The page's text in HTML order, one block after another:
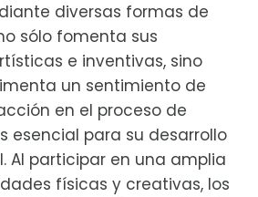
diversas formas de
sólo fomenta sus
e inventivas, sino
un sentimiento de
en el proceso de
esencial para su desarrollo
Al participar en una amplia
físicas y creativas, los